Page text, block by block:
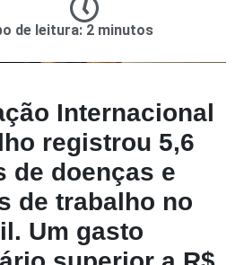
de leitura: 2 minutos
Internacional
registrou 5,6
de doenças e
de trabalho no
Um gasto